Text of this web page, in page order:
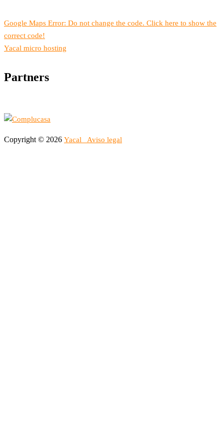
Google Maps Error: Do not change the code. Click here to show the
correct code!
Yacal micro hosting
Partners
Copyright © 2026 Yacal Aviso legal